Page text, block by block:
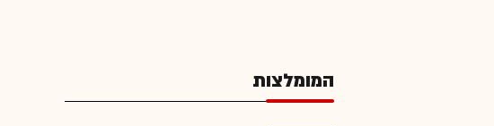
פיליפס
המומלצות